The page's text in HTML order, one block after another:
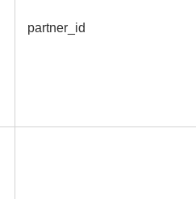
partner_id